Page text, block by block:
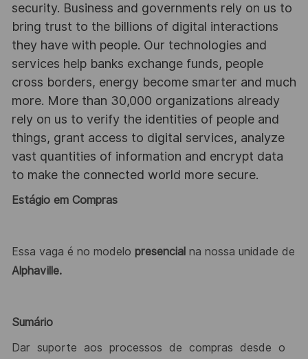
security. Business and governments rely on us to
bring trust to the billions of digital interactions
they have with people. Our technologies and
services help banks exchange funds, people
cross borders, energy become smarter and much
more. More than 30,000 organizations already
rely on us to verify the identities of people and
things, grant access to digital services, analyze
vast quantities of information and encrypt data
to make the connected world more secure.
Estágio em Compras
Essa vaga é no modelo presencialna nossa unidade de
Alphaville.
Sumário
Dar suporte aos processos de compras desde o